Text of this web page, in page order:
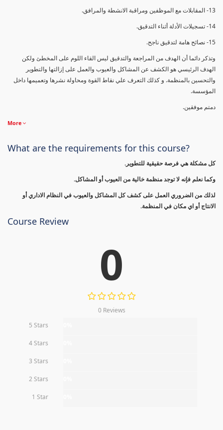
13- المقابلات مع الموظفين ومراقبة الانشطة والمرافق.
14- تسجيلات الأدلة أثناء التدقيق.
15- نصائح هامة لتدقيق ناجح.
وتذكر دائما أن الهدف من المراجعة والتدقيق ليس القاء اللوم على المخطئ ولكن
الهدف الرئيسي هو الكشف عن المشاكل والعيوب والعمل على إزالتها والتطوير
والتحسين بالمنظمة. و كذلك التعرف علي نقاط القوة ومحاولة نشرها وتعميمها داخل
المؤسسة.
دمتم موفقين.
More
What are the requirements for this course?
كل مشكلة هي فرصة حقيقية للتطوير.
وكما نعلم فإنه لا توجد منظمة خالية من العيوب أو المشاكل.
لذلك من الضروري العمل على كشف كل المشاكل والعيوب في النظام الاداري أو
الانتاج أو اي مكان في المنظمة.
Course Review
0
0 Reviews
5 Stars
4 Stars
3 Stars
2 Stars
1 Star